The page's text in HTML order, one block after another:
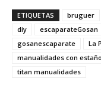
ETIQUETAS bruguer
diy
escaparateGosan
gosanescaparate
La
manualidades con estaño
titan manualidades